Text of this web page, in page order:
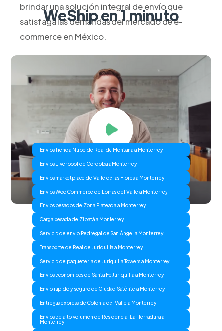
brindar una solución integral de envío que
satisfaga las demandas del mercado de e-
commerce en México.
WeShip en 1 minuto
Envios Tienda Nube de Real de Montaña a Monterrey
Envios Liverpool de Cordoba a Monterrey
Envios marketplace de Valle de las Flores a Monterrey
Envios Woo Commerce de Lomas del Valle a Monterrey
Envios pesados de Zona Plateada a Monterrey
Carga pesada de Zibatá a Monterrey
Servicio de envio Pedregal de San Ángel a Monterrey
Transporte de Real de Juriquilla a Monterrey
Servicio de paqueteria de Juriquilla Towers a Monterrey
Envios economicos de Santa Fe Juriquilla a Monterrey
Envio rapido y seguro de Ciudad Satélite a Monterrey
Entregas express de Colonia del Valle a Monterrey
Envios de alto volumen de Residencial La Herradura a
Monterrey